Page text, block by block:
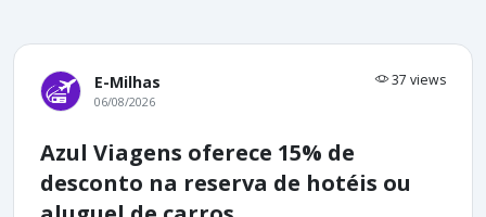
E-Milhas 37 views
06/08/2026
Azul Viagens oferece 15% de
desconto na reserva de hotéis ou